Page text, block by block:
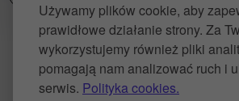
Używamy plików cookie, aby
prawidłowe działanie strony. Za
wykorzystujemy również pliki
pomagają nam analizować ruch i
serwis. Polityka cookies.